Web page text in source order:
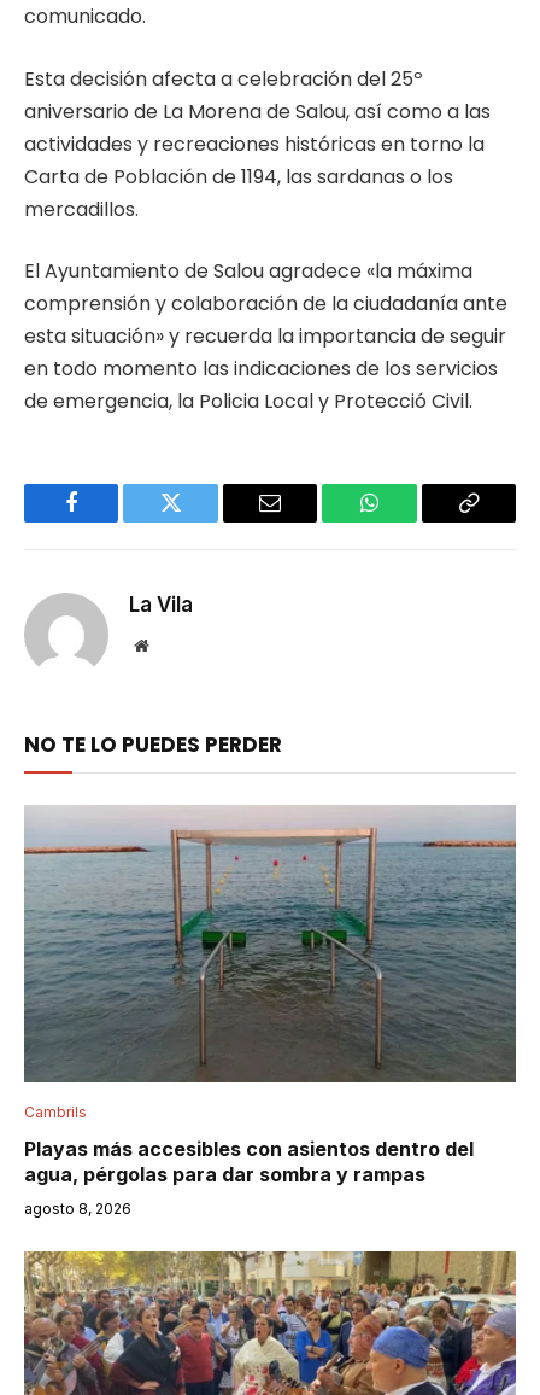
comunicado.
Esta decisión afecta a celebración del 25º
aniversario de La Morena de Salou, así como a las
actividades y recreaciones históricas en torno la
Carta de Población de 1194, las sardanas o los
mercadillos.
El Ayuntamiento de Salou agradece «la máxima
comprensión y colaboración de la ciudadanía ante
esta situación» y recuerda la importancia de seguir
en todo momento las indicaciones de los servicios
de emergencia, la Policia Local y Protecció Civil.
Facebook Twitter Email WhatsApp Copy
La Vila
Website
NO TE LO PUEDES PERDER
Cambrils
Playas más accesibles con asientos dentro del
agua, pérgolas para dar sombra y rampas
agosto 8, 2026